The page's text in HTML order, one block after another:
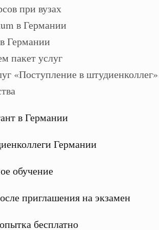
при вузах
в Германии
Германии
пакет услуг
в Германии
Германии
обучение
приглашения на экзамен
бесплатно